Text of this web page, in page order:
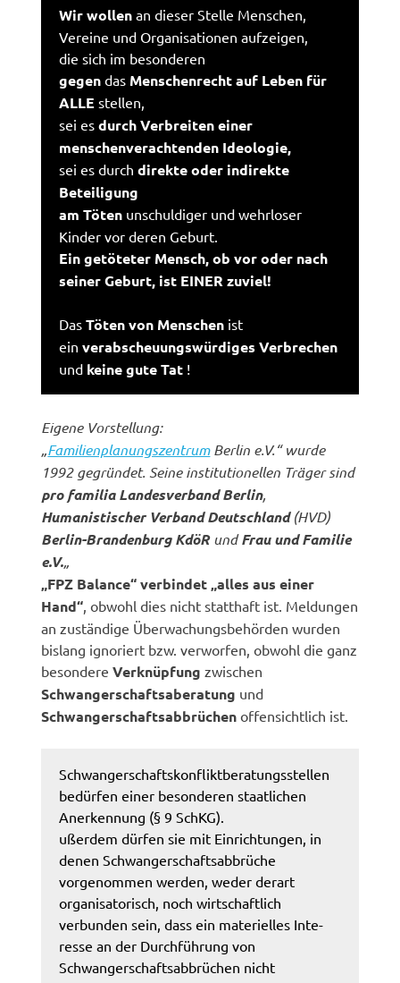
Wir wollen an dieser Stelle Menschen,
Vereine und Organisationen aufzeigen,
die sich im besonderen
gegen das Menschenrecht auf Leben für
ALLE stellen,
sei esdurch Verbreiten einer
menschenverachtenden Ideologie,
sei es durchdirekte oder indirekte
Beteiligung
am Töten unschuldiger und wehrloser
Kinder vor deren Geburt.
Ein getöteter Mensch, ob vor oder nach
seiner Geburt, ist EINER zuviel!
DasTöten von Menschen ist
einverabscheuungswürdiges Verbrechen
und keine gute Tat !
Eigene Vorstellung:
„FamilienplanungszentrumBerlin e.V.“ wurde
1992 gegründet. Seine institutionellen Träger sind
pro familia Landesverband Berlin,
Humanistischer Verband Deutschland(HVD)
Berlin-Brandenburg KdöRundFrau und Familie
e.V.„
„FPZ Balance“ verbindet „alles aus einer
Hand“ , obwohl dies nicht statthaft ist. Meldungen
an zuständige Überwachungsbehörden wurden
bislang ignoriert bzw. verworfen, obwohl die ganz
besondereVerknüpfung zwischen
Schwangerschaftsaberatung und
Schwangerschaftsabbrüchen offensichtlich ist.
Schwangerschaftskonfliktberatungsstellen
bedürfen einer besonderen staatlichen
Anerkennung (§ 9 SchKG).
ußerdem dürfen sie mit Einrichtungen, in
denen Schwangerschafts­abbrüche
vorgenommen werden, weder derart
organisatorisch, noch wirtschaftlich
verbunden sein, dass ein materielles Inte­
resse an der Durchführung von
Schwangerschaftsabbrüchen nicht